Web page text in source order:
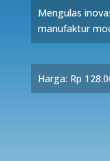
Mengulas
manufaktur
Harga: Rp